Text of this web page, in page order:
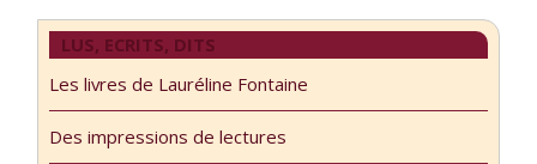
LUS, ECRITS, DITS
Les livres de Lauréline Fontaine
Des impressions de lectures